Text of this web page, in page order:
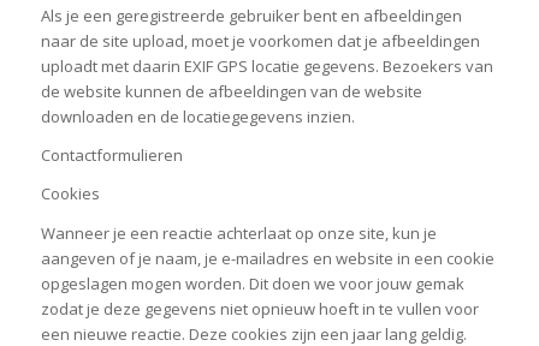
Als je een geregistreerde gebruiker bent en afbeeldingen
naar de site upload, moet je voorkomen dat je afbeeldingen
uploadt met daarin EXIF GPS locatie gegevens. Bezoekers van
de website kunnen de afbeeldingen van de website
downloaden en de locatiegegevens inzien.
Contactformulieren
Cookies
Wanneer je een reactie achterlaat op onze site, kun je
aangeven of je naam, je e-mailadres en website in een cookie
opgeslagen mogen worden. Dit doen we voor jouw gemak
zodat je deze gegevens niet opnieuw hoeft in te vullen voor
een nieuwe reactie. Deze cookies zijn een jaar lang geldig.